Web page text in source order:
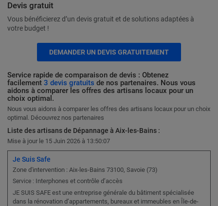
Devis gratuit
Vous bénéficierez d’un devis gratuit et de solutions adaptées à
votre budget !
DEMANDER UN DEVIS GRATUITEMENT
Service rapide de comparaison de devis : Obtenez
facilement 3 devis gratuits de nos partenaires. Nous vous
aidons à comparer les offres des artisans locaux pour un
choix optimal.
Nous vous aidons à comparer les offres des artisans locaux pour un choix
optimal. Découvrez nos partenaires
Liste des artisans de Dépannage à Aix-les-Bains :
Mise à jour le 15 Juin 2026 à 13:50:07
Je Suis Safe
Zone d'intervention : Aix-les-Bains 73100, Savoie (73)
Service : Interphones et contrôle d’accès
JE SUIS SAFE est une entreprise générale du bâtiment spécialisée
dans la rénovation d’appartements, bureaux et immeubles en Île-de-